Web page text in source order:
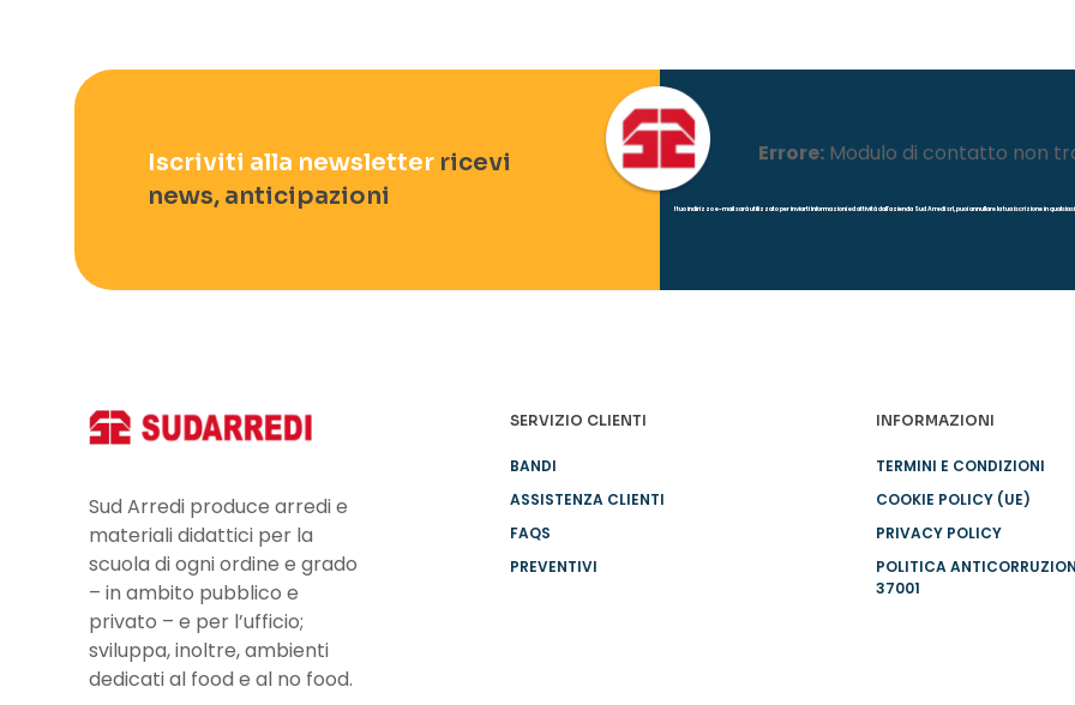
Iscriviti alla newsletterricevi
news, anticipazioni
Errore:Modulo di contatto non
l tuo indirizzo e-mail sarà utilizzato per inviarti informazioni ed attività dall'azienda Sud Arredi srl, puoi annullare la tua iscrizione in
Sud Arredi produce arredi e
materiali didattici per la
scuola di ogni ordine e grado
– in ambito pubblico e
privato – e per l’ufficio;
sviluppa, inoltre, ambienti
dedicati al food e al no food.
SERVIZIO CLIENTI
BANDI
ASSISTENZA CLIENTI
FAQS
PREVENTIVI
INFORMAZIONI
TERMINI E CONDIZIONI
COOKIE POLICY (UE)
PRIVACY POLICY
POLITICA
37001